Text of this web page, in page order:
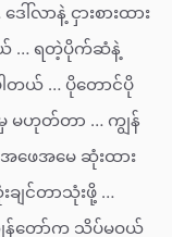
လာနဲ့ ငှားစားထား
… ရတဲ့ပိုက်ဆံနဲ့
တယ် … ပိုတောင်ပို
မဟုတ်တာ … ကျွန်
ေအမေ ဆုံးထား
ျင်တာသုံးဖို့ …
န်တော်က သိပ်မဝယ်